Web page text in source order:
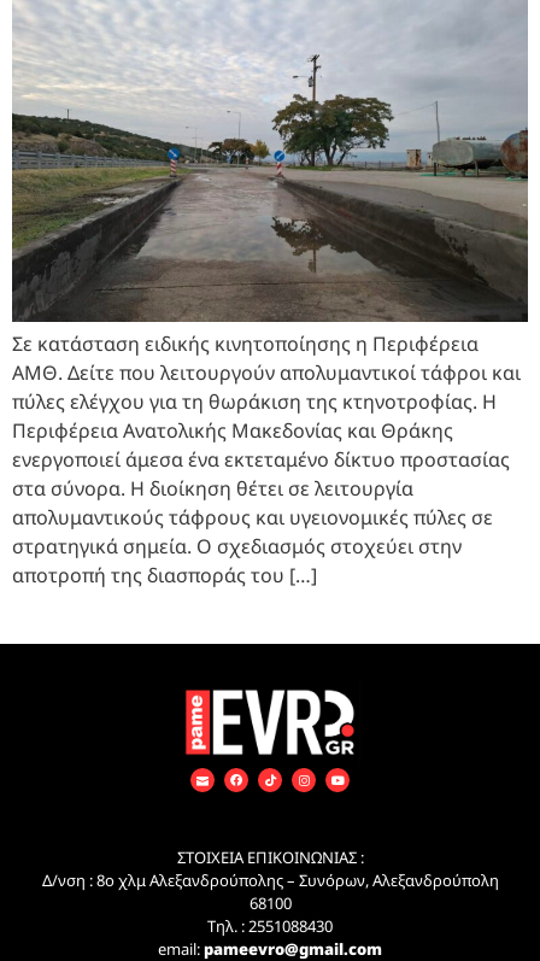
Σε κατάσταση ειδικής κινητοποίησης η Περιφέρεια
ΑΜΘ. Δείτε που λειτουργούν απολυμαντικοί τάφροι και
πύλες ελέγχου για τη θωράκιση της κτηνοτροφίας. Η
Περιφέρεια Ανατολικής Μακεδονίας και Θράκης
ενεργοποιεί άμεσα ένα εκτεταμένο δίκτυο προστασίας
στα σύνορα. Η διοίκηση θέτει σε λειτουργία
απολυμαντικούς τάφρους και υγειονομικές πύλες σε
στρατηγικά σημεία. Ο σχεδιασμός στοχεύει στην
αποτροπή της διασποράς του […]
ΣΤΟΙΧΕΙΑ ΕΠΙΚΟΙΝΩΝΙΑΣ :
Δ/νση : 8ο χλμ Αλεξανδρούπολης – Συνόρων, Αλεξανδρούπολη
68100
Τηλ. : 2551088430
email:pameevro@gmail.com